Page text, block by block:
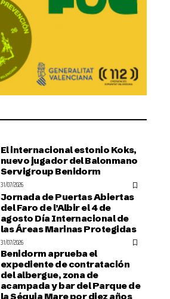
El internacional estonio Koks,
nuevo jugador del Balonmano
Servigroup Benidorm
31/07/2026
Jornada de Puertas Abiertas
del Faro de l’Albir el 4 de
agosto Día Internacional de
las Áreas Marinas Protegidas
31/07/2026
Benidorm aprueba el
expediente de contratación
del albergue, zona de
acampada y bar del Parque de
la Séquia Mare por diez años